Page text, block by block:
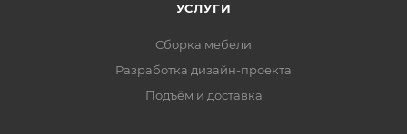
УСЛУГИ
Сборка мебели
Разработка дизайн-проекта
Подъём и доставка